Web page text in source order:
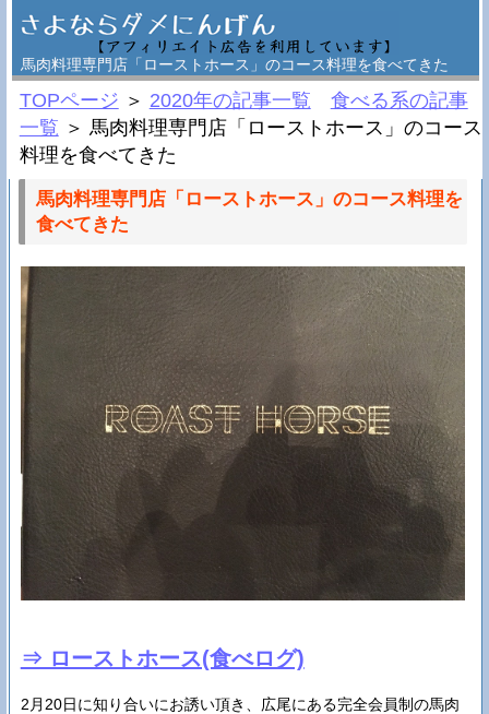
馬肉料理専門店「ローストホース」のコース料理を食べてきた
TOPページ ＞ 2020年の記事一覧
食べる系の記事
一覧 ＞ 馬肉料理専門店「ローストホース」のコース
料理を食べてきた
馬肉料理専門店「ローストホース」のコース料理を
食べてきた
⇒ ローストホース(食べログ)
2月20日に知り合いにお誘い頂き、広尾にある完全会員制の馬肉